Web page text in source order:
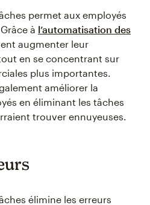
permet aux employés
à l’automatisation des
augmenter leur
en se concentrant sur
plus importantes.
améliorer la
en éliminant les tâches
trouver ennuyeuses.
élimine les erreurs